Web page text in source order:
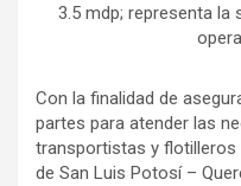
3.5 mdp; representa la
Con la finalidad de
partes para atender las
transportistas y flotilleros
de San Luis Potosí –